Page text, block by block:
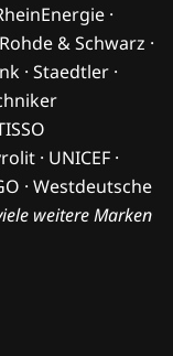
·
& Schwarz ·
· Staedtler ·
· UNICEF ·
· Westdeutsche
weitere Marken